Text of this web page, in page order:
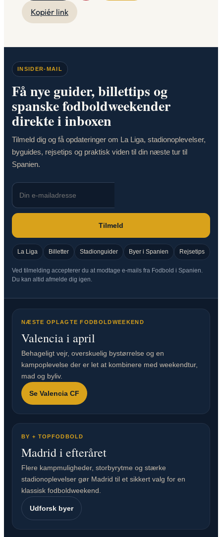
Kopiér link
INSIDER-MAIL
Få nye guider, billettips og
spanske fodboldweekender
direkte i inboxen
Tilmeld dig og få opdateringer om La Liga, stadionoplevelser,
byguides, rejsetips og praktisk viden til din næste tur til
Spanien.
Tilmeld
La Liga Billetter Stadionguider Byer i Spanien Rejsetips
Ved tilmelding accepterer du at modtage e-mails fra Fodbold i Spanien.
Du kan altid afmelde dig igen.
NÆSTE OPLAGTE FODBOLDWEEKEND
Valencia i april
Behageligt vejr, overskuelig bystørrelse og en
kampoplevelse der er let at kombinere med weekendtur,
mad og byliv.
Se Valencia CF
BY + TOPFODBOLD
Madrid i efteråret
Flere kampmuligheder, storbyrytme og stærke
stadionoplevelser gør Madrid til et sikkert valg for en
klassisk fodboldweekend.
Udforsk byer